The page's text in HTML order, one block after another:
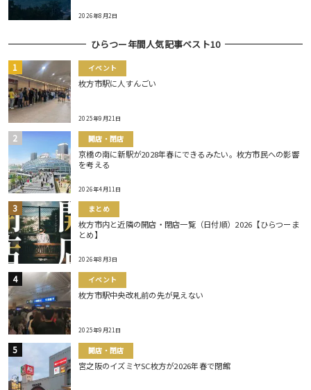
2026年8月2日
ひらつー年間人気記事ベスト10
イベント
枚方市駅に人すんごい
2025年9月21日
開店・閉店
京橋の南に新駅が2028年春にできるみたい。枚方市民への影響
を考える
2026年4月11日
まとめ
枚方市内と近隣の開店・閉店一覧（日付順）2026【ひらつーま
とめ】
2026年8月3日
イベント
枚方市駅中央改札前の先が見えない
2025年9月21日
開店・閉店
宮之阪のイズミヤSC枚方が2026年春で閉館